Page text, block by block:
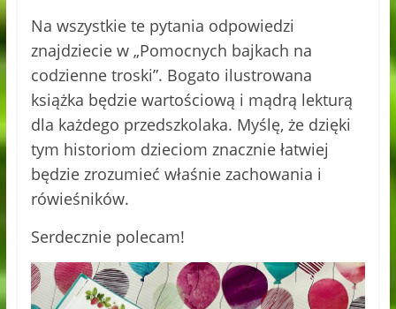
Na wszystkie te pytania odpowiedzi
znajdziecie w „Pomocnych bajkach na
codzienne troski”. Bogato ilustrowana
książka będzie wartościową i mądrą lekturą
dla każdego przedszkolaka. Myślę, że dzięki
tym historiom dzieciom znacznie łatwiej
będzie zrozumieć właśnie zachowania i
rówieśników.
Serdecznie polecam!